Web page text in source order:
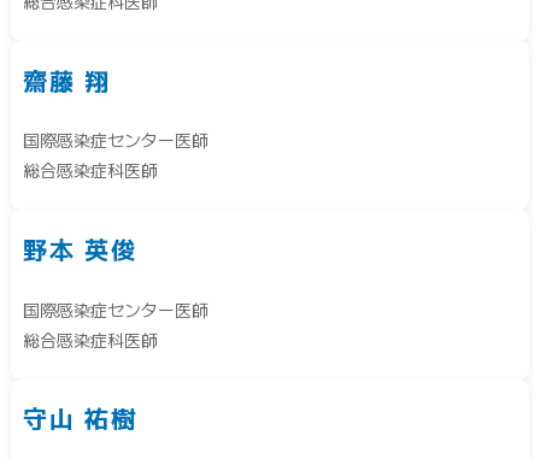
齋藤 翔
国際感染症センター医師
総合感染症科医師
野本 英俊
国際感染症センター医師
総合感染症科医師
守山 祐樹